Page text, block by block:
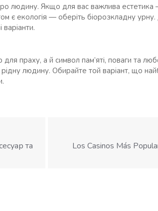
людину. Якщо для вас важлива естетика
є екологія — оберіть біорозкладну урну.
праху, а й символ пам’яті, поваги та
людину. Обирайте той варіант, що
та
Los Casinos Más